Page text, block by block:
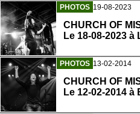
PHOTOS 19-08-2023
CHURCH OF
Le 18-08-2023 à
PHOTOS 13-02-2014
CHURCH OF
Le 12-02-2014 à